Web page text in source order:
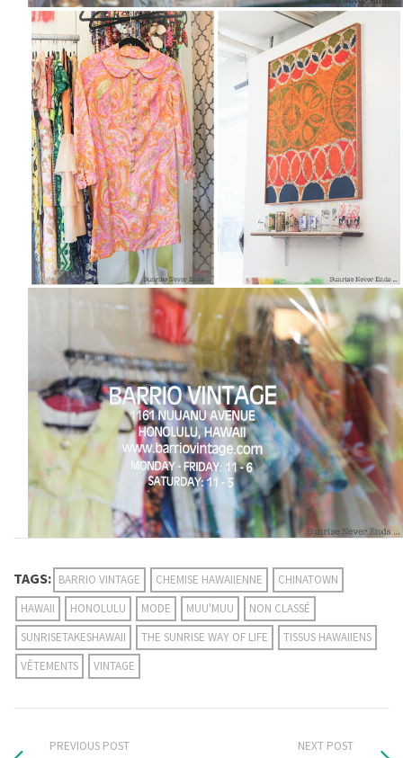
TAGS: BARRIO VINTAGE CHEMISE HAWAIIENNE
CHINATOWN
HAWAII
HONOLULU MODE MUU'MUU
NON CLASSÉ
SUNRISETAKESHAWAII
THE SUNRISE WAY OF LIFE
TISSUS HAWAIIENS
VÊTEMENTS
VINTAGE
PREVIOUS POST NEXT POST